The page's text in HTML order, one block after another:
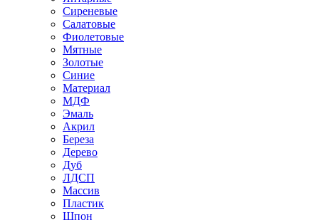
Сиреневые
Салатовые
Фиолетовые
Мятные
Золотые
Синие
Материал
МДФ
Эмаль
Акрил
Береза
Дерево
Дуб
ЛДСП
Массив
Пластик
Шпон